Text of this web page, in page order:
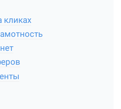
кликах